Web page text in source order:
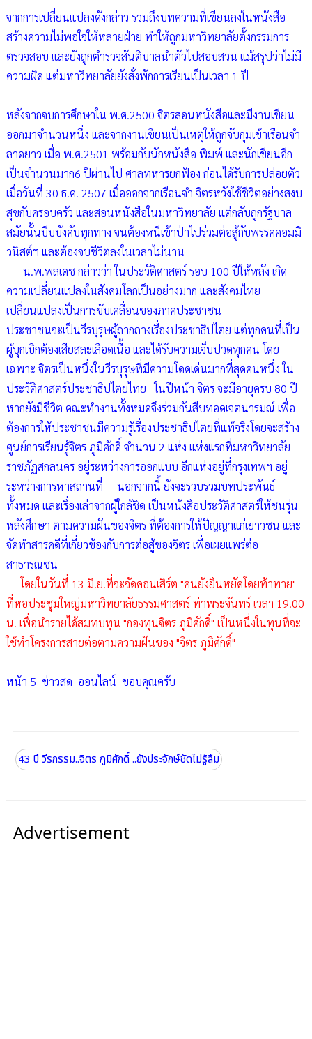
จากการเปลี่ยนแปลงดังกล่าว รวมถึงบทความที่เขียนลงในหนังสือ
สร้างความไม่พอใจให้หลายฝ่าย ทำให้ถูกมหาวิทยาลัยตั้งกรรมการ
ตรวจสอบ และยังถูกตำรวจสันติบาลนำตัวไปสอบสวน แม้สรุปว่าไม่มี
ความผิด แต่มหาวิทยาลัยยังสั่งพักการเรียนเป็นเวลา 1 ปี
หลังจากจบการศึกษาใน พ.ศ.2500 จิตรสอนหนังสือและมีงานเขียน
ออกมาจำนวนหนึ่ง และจากงานเขียนเป็นเหตุให้ถูกจับกุมเข้าเรือนจำ
ลาดยาว เมื่อ พ.ศ.2501 พร้อมกับนักหนังสือ พิมพ์ และนักเขียนอีก
เป็นจำนวนมาก6 ปีผ่านไป ศาลทหารยกฟ้อง ก่อนได้รับการปล่อยตัว
เมื่อวันที่ 30 ธ.ค. 2507 เมื่อออกจากเรือนจำ จิตรหวังใช้ชีวิตอย่างสงบ
สุขกับครอบครัว และสอนหนังสือในมหาวิทยาลัย แต่กลับถูกรัฐบาล
สมัยนั้นบีบบังคับทุกทาง จนต้องหนีเข้าป่าไปร่วมต่อสู้กับพรรคคอมมิ
วนิสต์ฯ และต้องจบชีวิตลงในเวลาไม่นาน
น.พ.พลเดช กล่าวว่า ในประวัติศาสตร์ รอบ 100 ปีให้หลัง เกิด
ความเปลี่ยนแปลงในสังคมโลกเป็นอย่างมาก และสังคมไทย
เปลี่ยนแปลงเป็นการขับเคลื่อนของภาคประชาชน
ประชาชนจะเป็นวีรบุรุษผู้ถากถางเรื่องประชาธิปไตย แต่ทุกคนที่เป็น
ผู้บุกเบิกต้องเสียสละเลือดเนื้อ และได้รับความเจ็บปวดทุกคน โดย
เฉพาะ จิตรเป็นหนึ่งในวีรบุรุษที่มีความโดดเด่นมากที่สุดคนหนึ่ง ใน
ประวัติศาสตร์ประชาธิปไตยไทย ในปีหน้า จิตร จะมีอายุครบ 80 ปี
หากยังมีชีวิต คณะทำงานทั้งหมดจึงร่วมกันสืบทอดเจตนารมณ์ เพื่อ
ต้องการให้ประชาชนมีความรู้เรื่องประชาธิปไตยที่แท้จริงโดยจะสร้าง
ศูนย์การเรียนรู้จิตร ภูมิศักดิ์ จำนวน 2 แห่ง แห่งแรกที่มหาวิทยาลัย
ราชภัฏสกลนคร อยู่ระหว่างการออกแบบ อีกแห่งอยู่ที่กรุงเทพฯ อยู่
ระหว่างการหาสถานที่ นอกจากนี้ ยังจะรวบรวมบทประพันธ์
ทั้งหมด และเรื่องเล่าจากผู้ใกล้ชิด เป็นหนังสือประวัติศาสตร์ให้ชนรุ่น
หลังศึกษา ตามความฝันของจิตร ที่ต้องการให้ปัญญาแก่เยาวชน และ
จัดทำสารคดีที่เกี่ยวข้องกับการต่อสู้ของจิตร เพื่อเผยแพร่ต่อ
สาธารณชน
โดยในวันที่ 13 มิ.ย.ที่จะจัดคอนเสิร์ต "คนยังยืนหยัดโดยท้าทาย"
ที่หอประชุมใหญ่มหาวิทยาลัยธรรมศาสตร์ ท่าพระจันทร์ เวลา 19.00
น. เพื่อนำรายได้สมทบทุน "กองทุนจิตร ภูมิศักดิ์" เป็นหนึ่งในทุนที่จะ
ใช้ทำโครงการสายต่อตามความฝันของ "จิตร ภูมิศักดิ์"
หน้า 5 ข่าวสด ออนไลน์ ขอบคุณครับ
43 ปี วีรกรรม..จิตร ภูมิศักดิ์ ..ยังประจักษ์ชัดไม่รู้ลืม
Advertisement